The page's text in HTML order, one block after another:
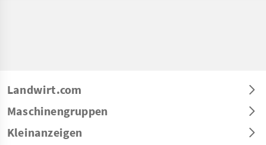
Landwirt.com
Maschinengruppen
Kleinanzeigen